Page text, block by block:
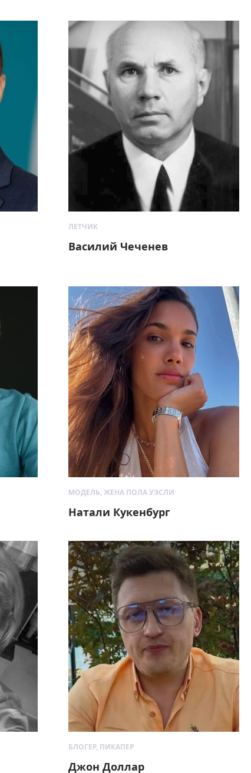
ЛЕТЧИК
Василий Чеченев
МОДЕЛЬ, ЖЕНА ПОЛА УЭСЛИ
Натали Кукенбург
БЛОГЕР, ПИКАПЕР
Джон Доллар